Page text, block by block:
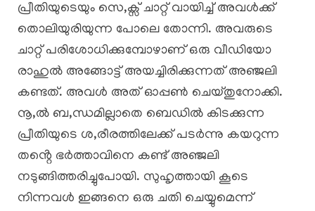
പ്രീതിയുടെയും സെ,ക്സ് ചാറ്റ് വായിച്ച് അവൾക്ക്
തൊലിയുരിയുന്ന പോലെ തോന്നി. അവരുടെ
ചാറ്റ് പരിശോധിക്കുമ്പോഴാണ് ഒരു വീഡിയോ
രാഹുൽ അങ്ങോട്ട് അയച്ചിരിക്കുന്നത് അഞ്ജലി
കണ്ടത്. അവൾ അത് ഓപ്പൺ ചെയ്തുനോക്കി.
നൂ,ൽ ബ,ന്ധമില്ലാതെ ബെഡിൽ കിടക്കുന്ന
പ്രീതിയുടെ ശ,രീരത്തിലേക്ക് പടർന്നു കയറുന്ന
തൻ്റെ ഭർത്താവിനെ കണ്ട് അഞ്ജലി
നടുങ്ങിത്തരിച്ചുപോയി. സുഹൃത്തായി കൂടെ
നിന്നവൾ ഇങ്ങനെ ഒരു ചതി ചെയ്യുമെന്ന്